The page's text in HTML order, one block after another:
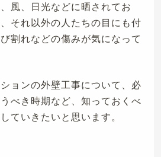
風、日光などに晒されてお
それ以外の人たちの目にも付
割れなどの傷みが気になって
ョンの外壁工事について、必
べき時期など、知っておくべ
ていきたいと思います。